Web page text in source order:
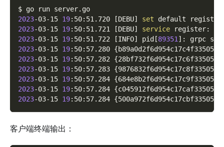
$ go run server.go
2023-03-15 19:50:51.720 [DEBU] set default
2023-03-15 19:50:51.721 [DEBU] service register:
2023-03-15 19:50:51.722 [INFO] pid [89351] : grpc
2023-03-15 19:50:57.280 {
2023-03-15 19:50:57.282 {
2023-03-15 19:50:57.283 {
2023-03-15 19:50:57.284 {
2023-03-15 19:50:57.284 {
2023-03-15 19:50:57.284 {
客户端终端输出：